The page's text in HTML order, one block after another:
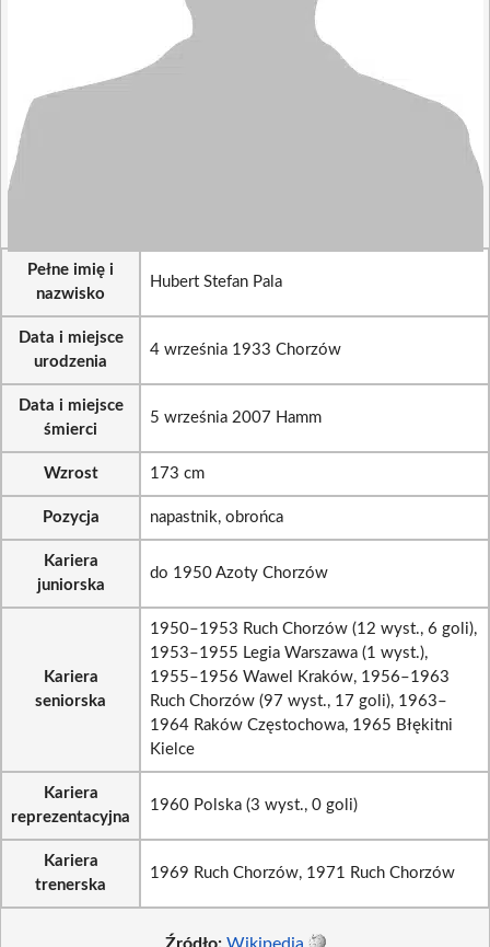
Pełne imię i
nazwisko
Hubert Stefan Pala
Data i miejsce
urodzenia
4 września 1933 Chorzów
Data i miejsce
śmierci
5 września 2007 Hamm
Wzrost 173 cm
Pozycja napastnik, obrońca
Kariera
juniorska
do 1950 Azoty Chorzów
Kariera
seniorska
1950–1953 Ruch Chorzów (12 wyst., 6 goli),
1953–1955 Legia Warszawa (1 wyst.),
1955–1956 Wawel Kraków, 1956–1963
Ruch Chorzów (97 wyst., 17 goli), 1963–
1964 Raków Częstochowa, 1965 Błękitni
Kielce
Kariera
reprezentacyjna
1960 Polska (3 wyst., 0 goli)
Kariera
trenerska
1969 Ruch Chorzów, 1971 Ruch Chorzów
Źródło: Wikipedia